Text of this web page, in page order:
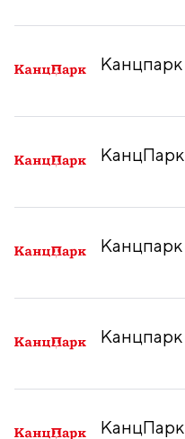
Канцпарк
КанцПарк
Канцпарк
Канцпарк
КанцПарк